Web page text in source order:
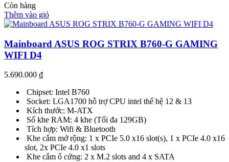
Còn hàng
Thêm vào giỏ
Mainboard ASUS ROG STRIX B760-G GAMING
WIFI D4
5.690.000 ₫
Chipset: Intel B760
Socket: LGA1700 hỗ trợ CPU intel thế hệ 12 & 13
Kích thước: M-ATX
Số khe RAM: 4 khe (Tối đa 129GB)
Tích hợp: Wifi & Bluetooth
Khe cắm mở rộng: 1 x PCIe 5.0 x16 slot(s), 1 x PCIe 4.0 x16
slot, 2x PCIe 4.0 x1 slots
Khe cắm ổ cứng: 2 x M.2 slots and 4 x SATA